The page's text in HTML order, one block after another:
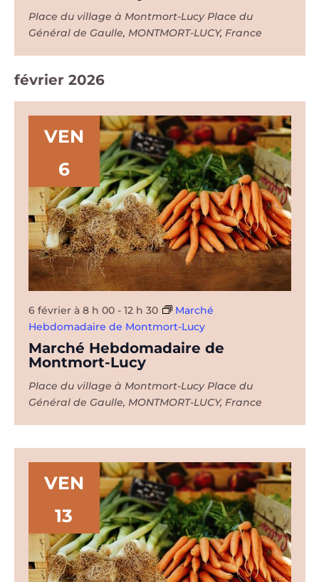
Place du village à Montmort-Lucy Place du
Général de Gaulle, MONTMORT-LUCY, France
février 2026
VEN
6
Marché Hebdomadaire de
Montmort-Lucy
6 février à 8 h 00- 12 h 30
Marché
Hebdomadaire de Montmort-Lucy
Place du village à Montmort-Lucy Place du
Général de Gaulle, MONTMORT-LUCY, France
VEN
13